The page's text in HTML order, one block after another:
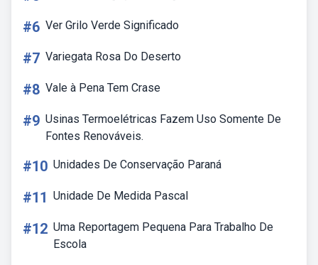
#6 Ver Grilo Verde Significado
#7 Variegata Rosa Do Deserto
#8 Vale à Pena Tem Crase
#9 Usinas Termoelétricas Fazem Uso Somente De
Fontes Renováveis.
#10 Unidades De Conservação Paraná
#11 Unidade De Medida Pascal
#12 Uma Reportagem Pequena Para Trabalho De
Escola